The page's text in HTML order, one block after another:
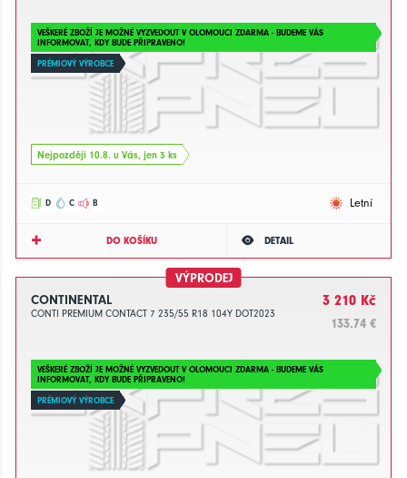
VEŠKERÉ ZBOŽÍ JE MOŽNÉ VYZVEDOUT V OLOMOUCI ZDARMA - BUDEME VÁS
INFORMOVAT, KDY BUDE PŘIPRAVENO!
PRÉMIOVÝ VÝROBCE
Nejpozději 10.8. u Vás, jen 3 ks
D C B Letní
DO KOŠÍKU DETAIL
VÝPRODEJ
CONTINENTAL
CONTI PREMIUM CONTACT 7 235/55 R18 104Y DOT2023
3 210 Kč
133.74 €
VEŠKERÉ ZBOŽÍ JE MOŽNÉ VYZVEDOUT V OLOMOUCI ZDARMA - BUDEME VÁS
INFORMOVAT, KDY BUDE PŘIPRAVENO!
PRÉMIOVÝ VÝROBCE